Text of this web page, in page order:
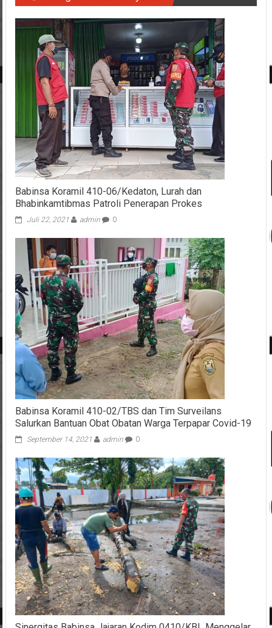
Babinsa Koramil 410-06/Kedaton, Lurah dan
Bhabinkamtibmas Patroli Penerapan Prokes
Juli 22, 2021 admin 0
Babinsa Koramil 410-02/TBS dan Tim Surveilans
Salurkan Bantuan Obat Obatan Warga Terpapar Covid-19
September 14, 2021 admin 0